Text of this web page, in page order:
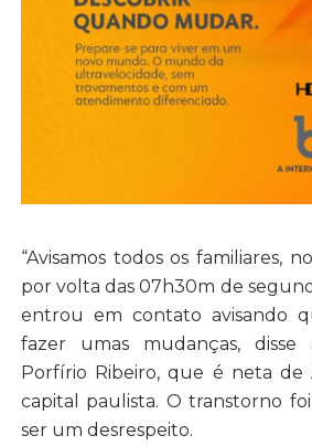
“Avisamos todos os familiares,
por volta das 07h30m de
entrou em contato avisando
fazer umas mudanças, disse
Porfírio Ribeiro, que é neta de
capital paulista. O transtorno
ser um desrespeito.